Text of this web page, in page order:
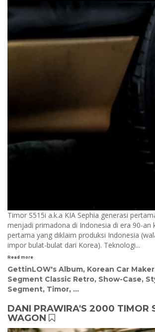
Timor S515i a.k.a KIA Sephia generasi
menjadi primadona di Indonesia di era 90-an
pertama yang diklaim produksi Indonesia
impor bulat-bulat dari Korea). Teknologi...
Read more
GettinLOW's Album, Korean Car Maker
Segment Classic Retro, Show-Case,
Segment, Timor, ...
DANI PRAWIRA'S 2000 TIMOR
WAGON